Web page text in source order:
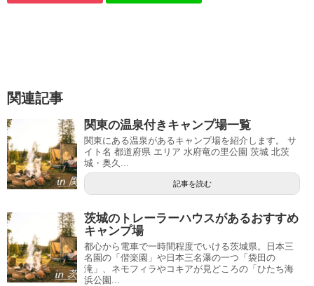
関連記事
関東の温泉付きキャンプ場一覧
関東にある温泉があるキャンプ場を紹介します。 サ
イト名 都道府県 エリア 水府竜の里公園 茨城 北茨
城・奥久...
記事を読む
茨城のトレーラーハウスがあるおすすめ
キャンプ場
都心から電車で一時間程度でいける茨城県。日本三
名園の「偕楽園」や日本三名瀑の一つ「袋田の
滝」、ネモフィラやコキアが見どころの「ひたち海
浜公園...